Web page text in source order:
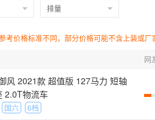
排量
考价格标准不同，部分价格可能不含上装或
网
风 2021款 超值版 127马力 短轴
2.0T物流车
国六 6档